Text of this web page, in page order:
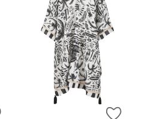
ZUR WUNSCHLISTE HINZUFÜGEN
ZUR